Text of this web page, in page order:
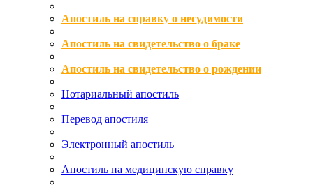
Апостиль на справку о несудимости
Апостиль на свидетельство о браке
Апостиль на свидетельство о рождении
Нотариальный апостиль
Перевод апостиля
Электронный апостиль
Апостиль на медицинскую справку